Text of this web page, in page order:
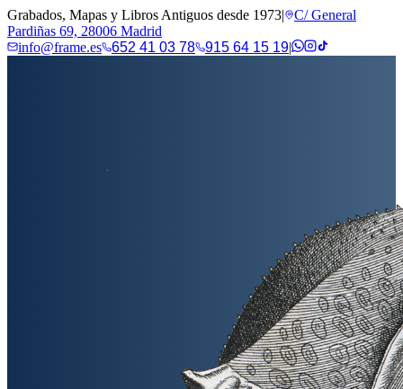
Grabados, Mapas y Libros Antiguos desde 1973|
C/ General
Pardiñas 69, 28006 Madrid
info@frame.es
652 41 03 78 915 64 15 19|